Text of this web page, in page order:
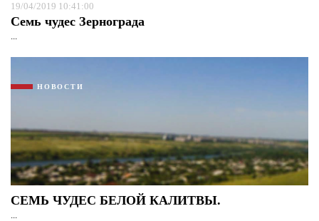
19/04/2019 10:41:00
Семь чудес Зернограда
...
НОВОСТИ
СЕМЬ ЧУДЕС БЕЛОЙ КАЛИТВЫ.
...